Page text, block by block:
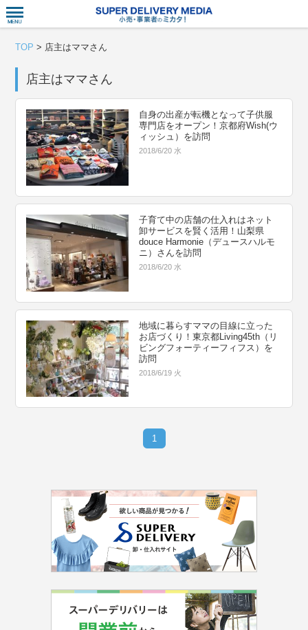
TOP > 店主はママさん
店主はママさん
自身の出産が転機となって子供服
専門店をオープン！京都府Wish(ウ
ィッシュ）を訪問
2018/6/20 水
子育て中の店舗の仕入れはネット
卸サービスを賢く活用！山梨県
douce Harmonie（デュースハルモ
ニ）さんを訪問
2018/6/20 水
地域に暮らすママの目線に立った
お店づくり！東京都Living45th（リ
ビングフォーティーフィフス）を
訪問
2018/6/19 火
1